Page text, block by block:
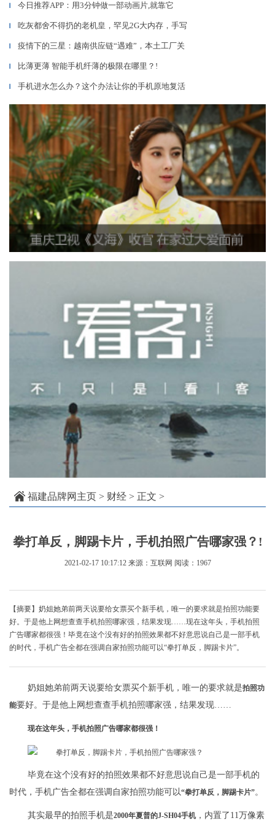
▎ 今日推荐APP：用3分钟做一部动画片,就靠它
▎ 吃灰都舍不得扔的老机皇，罕见2G大内存，手写
▎ 疫情下的三星：越南供应链“遇难”，本土工厂关
▎ 比薄更薄 智能手机纤薄的极限在哪里？!
▎ 手机进水怎么办？这个办法让你的手机原地复活
福建品牌网主页 > 财经 > 正文 >
拳打单反，脚踢卡片，手机拍照广告哪家强？!
2021-02-17 10:17:12 来源：互联网 阅读：1967
【摘要】奶姐她弟前两天说要给女票买个新手机，唯一的要求就是拍照功能要
好。于是他上网想查查手机拍照哪家强，结果发现……现在这年头，手机拍照
广告哪家都很强！毕竟在这个没有好的拍照效果都不好意思说自己是一部手机
的时代，手机广告全都在强调自家拍照功能可以“拳打单反，脚踢卡片”。
奶姐她弟前两天说要给女票买个新手机，唯一的要求就是拍照功
能要好。于是他上网想查查手机拍照哪家强，结果发现……
现在这年头，手机拍照广告哪家都很强！
毕竟在这个没有好的拍照效果都不好意思说自己是一部手机的
时代，手机广告全都在强调自家拍照功能可以“拳打单反，脚踢卡片”。
其实最早的拍照手机是2000年夏普的J-SH04手机，内置了11万像素